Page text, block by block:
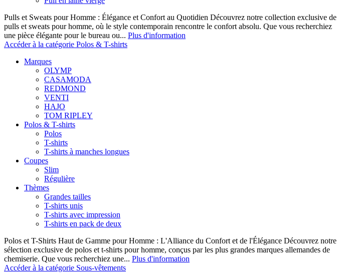
Pulls et Sweats pour Homme : Élégance et Confort au Quotidien Découvrez notre collection exclusive de
pulls et sweats pour homme, où le style contemporain rencontre le confort absolu. Que vous recherchiez
une pièce élégante pour le bureau ou... Plus d'information
Accéder à la catégorie Polos & T-shirts
Marques
OLYMP
CASAMODA
REDMOND
VENTI
HAJO
TOM RIPLEY
Polos & T-shirts
Polos
T-shirts
T-shirts à manches longues
Coupes
Slim
Régulière
Thèmes
Grandes tailles
T-shirts unis
T-shirts avec impression
T-shirts en pack de deux
Polos et T-Shirts Haut de Gamme pour Homme : L'Alliance du Confort et de l'Élégance Découvrez notre
sélection exclusive de polos et t-shirts pour homme, conçus par les plus grandes marques allemandes de
chemiserie. Que vous recherchiez une... Plus d'information
Accéder à la catégorie Sous-vêtements